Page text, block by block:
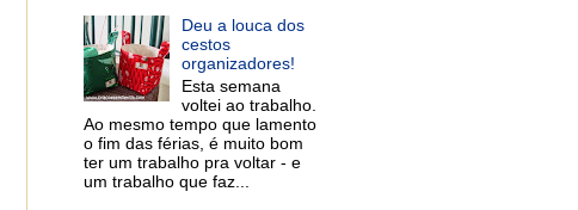
Deu a louca dos
cestos
organizadores!
Esta semana
voltei ao trabalho.
Ao mesmo tempo que lamento
o fim das férias, é muito bom
ter um trabalho pra voltar - e
um trabalho que faz...